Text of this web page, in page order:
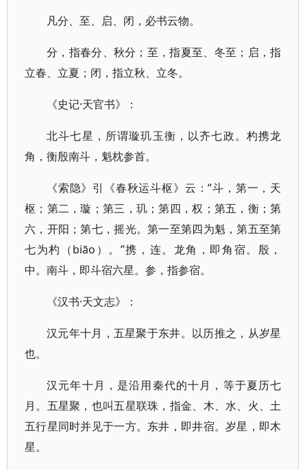
凡分、至、启、闭，必书云物。
分，指春分、秋分；至，指夏至、冬至；启，指
立春、立夏；闭，指立秋、立冬。
《史记·天官书》：
北斗七星，所谓璇玑玉衡，以齐七政。杓携龙
角，衡殷南斗，魁枕参首。
《索隐》引《春秋运斗枢》云：“斗，第一，天
枢；第二，璇；第三，玑；第四，权；第五，衡；第
六，开阳；第七，摇光。第一至第四为魁，第五至第
七为杓（biāo）。”携，连。龙角，即角宿。殷，
中。南斗，即斗宿六星。参，指参宿。
《汉书·天文志》：
汉元年十月，五星聚于东井。以历推之，从岁星
也。
汉元年十月，是沿用秦代的十月，等于夏历七
月。五星聚，也叫五星联珠，指金、木、水、火、土
五行星同时并见于一方。东井，即井宿。岁星，即木
星。